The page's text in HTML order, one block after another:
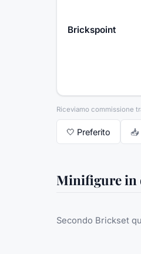
Brickspoint
Riceviamo commissione
🤍 Preferito 📥
Minifigure in
Secondo Brickset